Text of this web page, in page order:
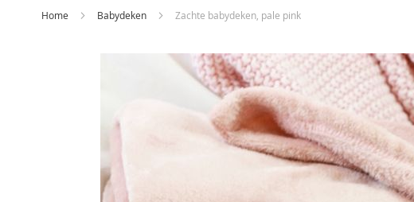
Home Babydeken Zachte babydeken, pale pink